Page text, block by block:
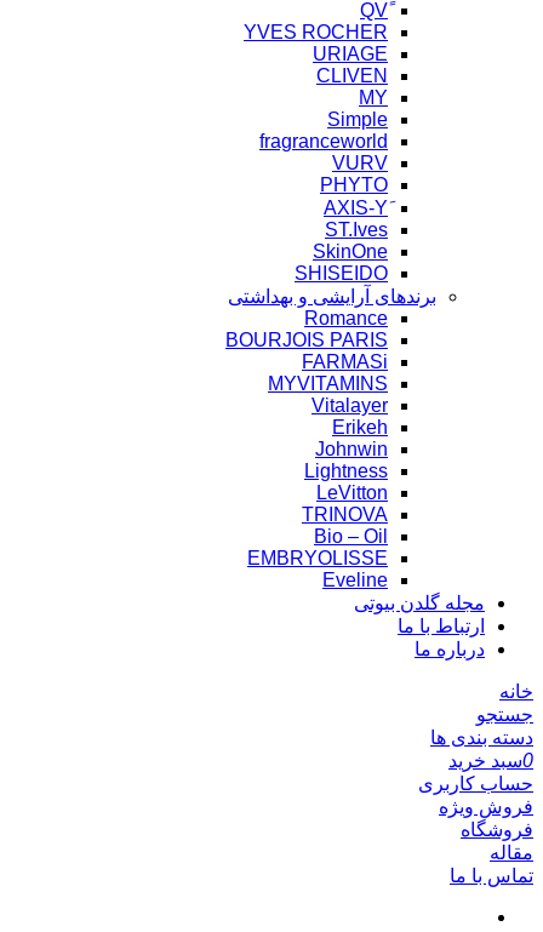
YVES ROCHER
URIAGE
CLIVEN
MY
Simple
fragranceworld
VURV
PHYTO
ST.Ives
SkinOne
SHISEIDO
برندهای آرایشی و بهداشتی
Romance
BOURJOIS PARIS
FARMASi
MYVITAMINS
Vitalayer
Erikeh
Johnwin
Lightness
LeVitton
TRINOVA
Bio – Oil
EMBRYOLISSE
Eveline
مجله گلدن بیوتی
ارتباط با ما
درباره ما
خانه
جستجو
دسته بندی ها
0سبد خرید
حساب کاربری
فروش ویژه
فروشگاه
مقاله
تماس با ما